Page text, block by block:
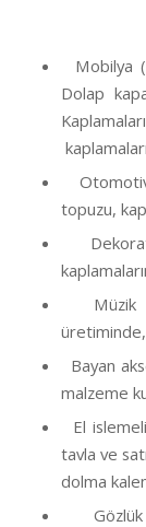
Mobilya
Dolap
topuzu,
Müzik
Bayan
malzeme
El
tavla ve
dolma
Gözlük